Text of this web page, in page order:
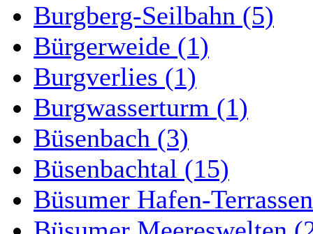
Burgberg-Seilbahn (5)
Bürgerweide (1)
Burgverlies (1)
Burgwasserturm (1)
Büsenbach (3)
Büsenbachtal (15)
Büsumer Hafen-